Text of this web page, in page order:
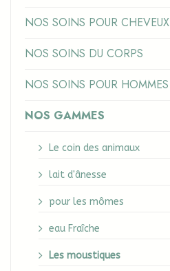
NOS SOINS POUR CHEVEUX
NOS SOINS DU CORPS
NOS SOINS POUR HOMMES
NOS GAMMES
Le coin des animaux
lait d'ânesse
pour les mômes
eau Fraîche
Les moustiques